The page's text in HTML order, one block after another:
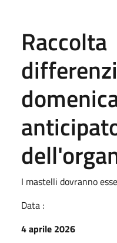
Raccolta
I mastelli dovranno
Data :
4 aprile 2026